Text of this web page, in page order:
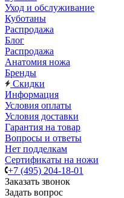
Уход и обслуживание
Куботаны
Распродажа
Блог
Распродажа
Анатомия ножа
Бренды
Скидки
Информация
Условия оплаты
Условия доставки
Гарантия на товар
Вопросы и ответы
Нет подделкам
Сертификаты на ножи
+7 (495) 204-18-01
Заказать звонок
Задать вопрос